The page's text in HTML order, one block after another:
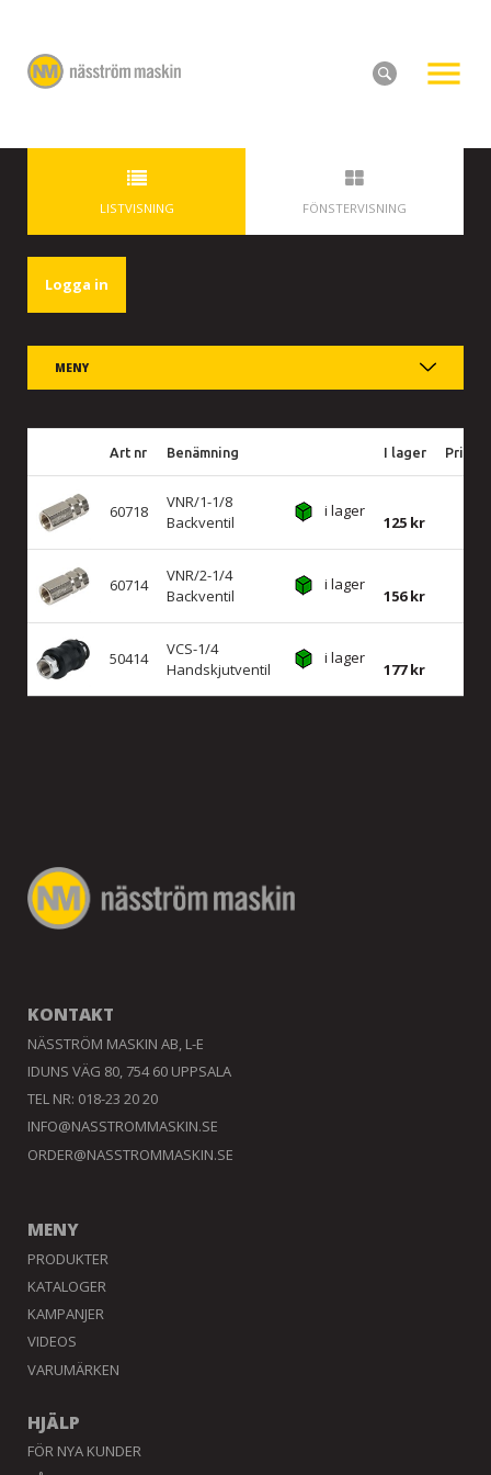
LISTVISNING FÖNSTERVISNING
Logga in
MENY
Art nr Benämning I lager Pris
60718
VNR/1-1/8
Backventil
i lager
125
60714
VNR/2-1/4
Backventil
i lager
156
50414
VCS-1/4
Handskjutventil
i lager
177
KONTAKT
NÄSSTRÖM MASKIN AB, L-E
IDUNS VÄG 80, 754 60 UPPSALA
TEL NR: 018-23 20 20
INFO@NASSTROMMASKIN.SE
ORDER@NASSTROMMASKIN.SE
MENY
PRODUKTER
KATALOGER
KAMPANJER
VIDEOS
VARUMÄRKEN
HJÄLP
FÖR NYA KUNDER